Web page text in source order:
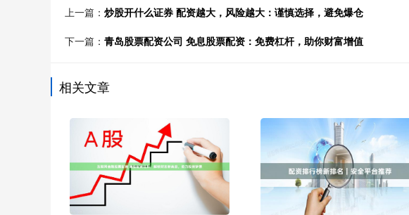
上一篇： 炒股开什么证券 配资越大，风险越大：谨慎选择，避免爆仓
下一篇： 青岛股票配资公司 免息股票配资：免费杠杆，助你财富增值
相关文章